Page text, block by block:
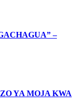
–
YA MOJA KWA